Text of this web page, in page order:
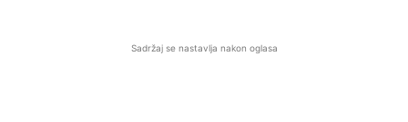
Sadržaj se nastavlja nakon oglasa